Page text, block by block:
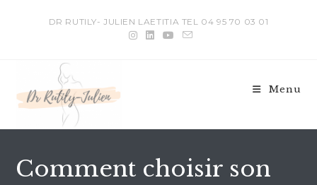
DR RUTILY- JULIEN LAETITIA TEL 04 95 70 03 01
Menu
Comment choisir son